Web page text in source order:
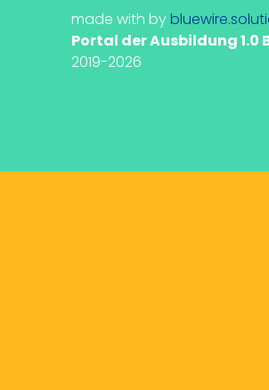
made with by
Portal der Ausbildung 1.0
2019-2026